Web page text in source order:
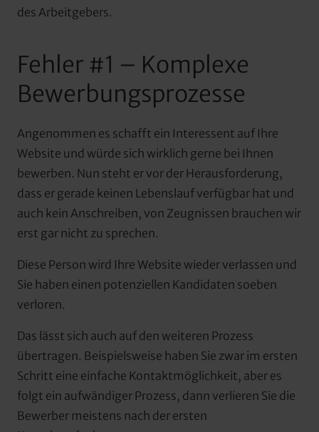
des Arbeitgebers.
Fehler #1 – Komplexe
Bewerbungsprozesse
Angenommen es schafft ein Interessent auf Ihre
Website und würde sich wirklich gerne bei Ihnen
bewerben. Nun steht er vor der Herausforderung,
dass er gerade keinen Lebenslauf verfügbar hat und
auch kein Anschreiben, von Zeugnissen brauchen wir
erst gar nicht zu sprechen.
Diese Person wird Ihre Website wieder verlassen und
Sie haben einen potenziellen Kandidaten soeben
verloren.
Das lässt sich auch auf den weiteren Prozess
übertragen. Beispielsweise haben Sie zwar im ersten
Schritt eine einfache Kontaktmöglichkeit, aber es
folgt ein aufwändiger Prozess, dann verlieren Sie die
Bewerber meistens nach der ersten